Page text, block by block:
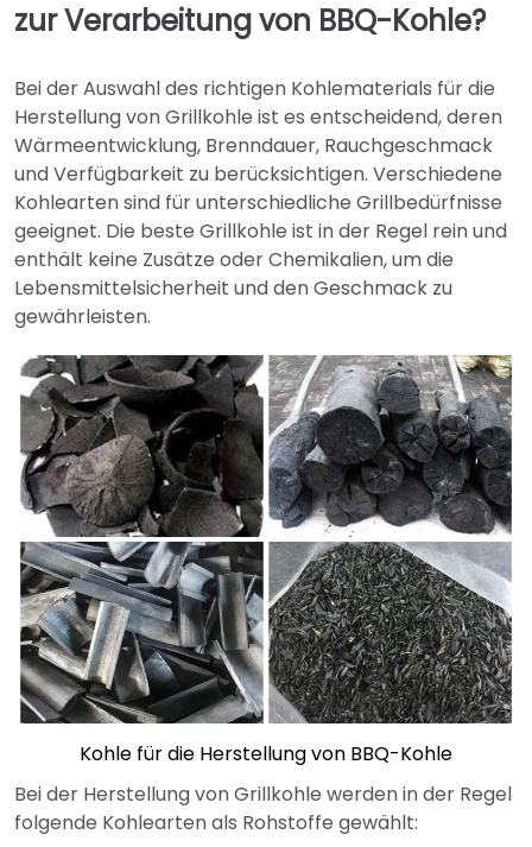
zur Verarbeitung von BBQ-Kohle?
Bei der Auswahl des richtigen Kohlematerials für die
Herstellung von Grillkohle ist es entscheidend, deren
Wärmeentwicklung, Brenndauer, Rauchgeschmack
und Verfügbarkeit zu berücksichtigen. Verschiedene
Kohlearten sind für unterschiedliche Grillbedürfnisse
geeignet. Die beste Grillkohle ist in der Regel rein und
enthält keine Zusätze oder Chemikalien, um die
Lebensmittelsicherheit und den Geschmack zu
gewährleisten.
Kohle für die Herstellung von BBQ-Kohle
Bei der Herstellung von Grillkohle werden in der Regel
folgende Kohlearten als Rohstoffe gewählt: